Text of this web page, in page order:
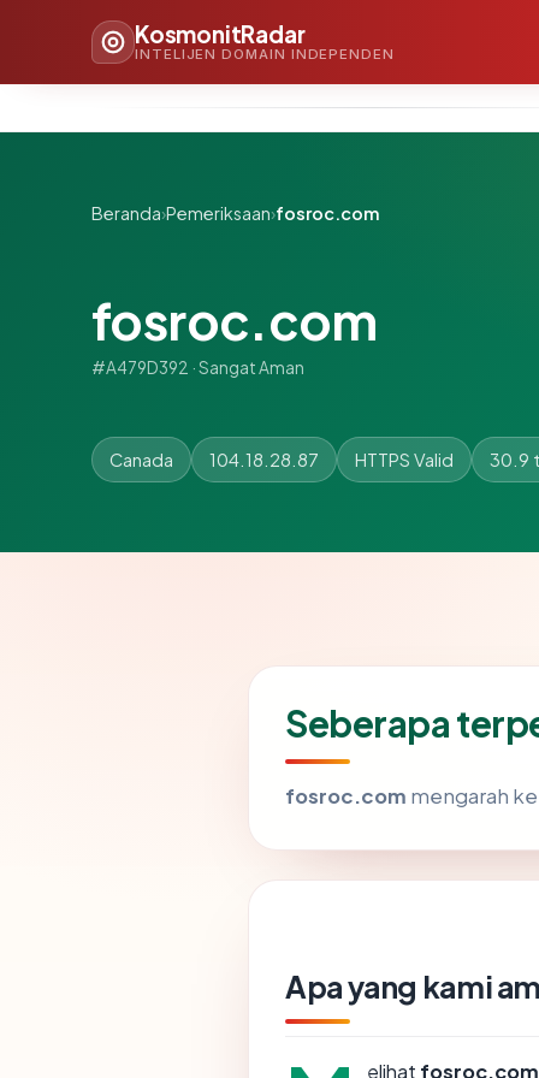
KosmonitRadar
INTELIJEN DOMAIN INDEPENDEN
Beranda›Pemeriksaan›fosroc.com
fosroc.com
#A479D392 · Sangat Aman
Canada 104.18.28.87 HTTPS Valid 30.9
Seberapa
fosroc.com mengarah
Apa yang kami
elihat fosroc.com